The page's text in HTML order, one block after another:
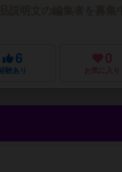
6
経験あり
0
お気に入り